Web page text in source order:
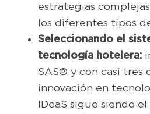
estrategias
los diferentes tipos
Seleccionando el
tecnología hotelera:
SAS® y con casi tres
innovación en
IDeaS sigue siendo